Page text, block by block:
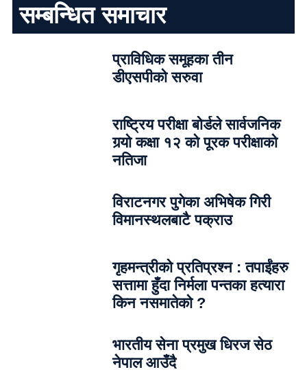
सम्बन्धित समाचार
प्राविधिक समूहका तीन
डीएसपीको सरुवा
राष्ट्रिय परीक्षा बोर्डले सार्वजनिक
गर्‍यो कक्षा १२ को पूरक परीक्षाको
नतिजा
विराटनगर पुगेका अभिषेक गिरी
विमानस्थलबाटै पक्राउ
गृहमन्त्रीको प्रतिप्रश्न : तपाईंहरु
सत्तामा हुँदा निर्मला पन्तका हत्यारा
किन नसमातेको ?
भारतीय सेना प्रमुख धिरज सेठ
नेपाल आउँदै